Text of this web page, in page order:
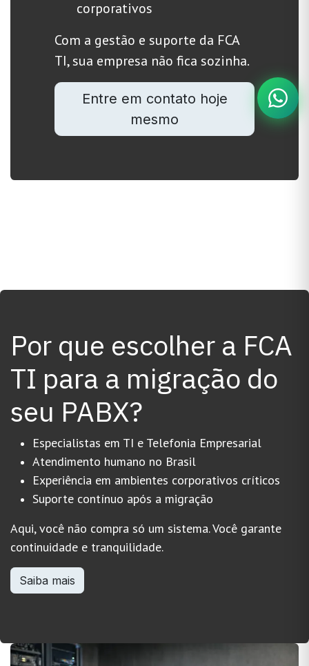
corporativos
Com a gestão e suporte da FCA
TI, sua empresa não fica sozinha.
Entre em contato hoje
mesmo
Por que escolher a FCA
TI para a migração do
seu PABX?
Especialistas em TI e Telefonia Empresarial
Atendimento humano no Brasil
Experiência em ambientes corporativos críticos
Suporte contínuo após a migração
Aqui, você não compra só um sistema. Você garante
continuidade e tranquilidade.
Saiba mais